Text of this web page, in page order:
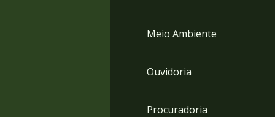
Meio Ambiente
Ouvidoria
Procuradoria